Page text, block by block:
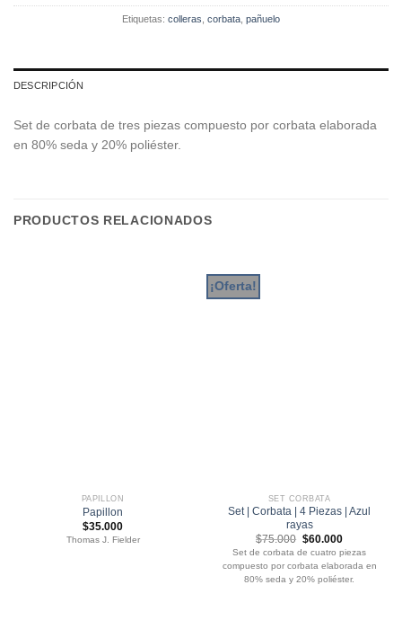
Etiquetas: colleras corbata pañuelo
DESCRIPCIÓN
Set de corbata de tres piezas compuesto por corbata elaborada
en 80% seda y 20% poliéster.
PRODUCTOS RELACIONADOS
PAPILLON
Papillon
$35.000
Thomas J. Fielder
¡Oferta!
SET CORBATA
Set | Corbata | 4 Piezas | Azul
rayas
$75.000 El
precio
original
era:
$75.000.
$60.000El
precio
actual
es:
$60.000.
Set de corbata de cuatro piezas
compuesto por corbata elaborada en
80% seda y 20% poliéster.